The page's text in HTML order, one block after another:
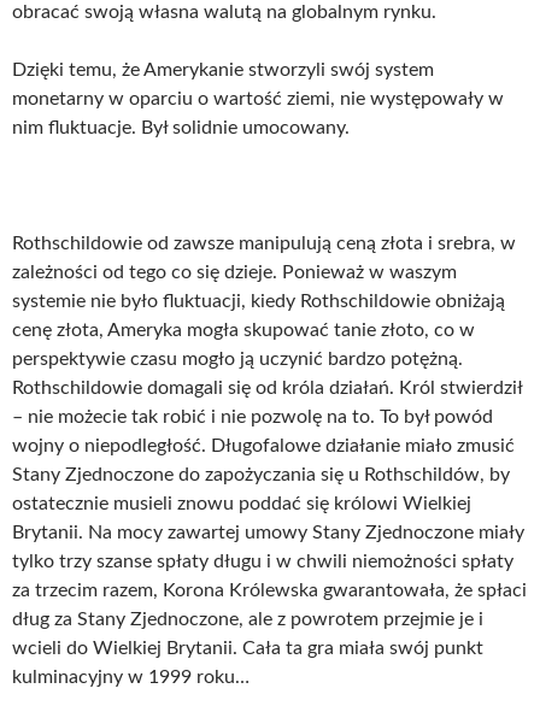
obracać swoją własna walutą na globalnym rynku.
Dzięki temu, że Amerykanie stworzyli swój system
monetarny w oparciu o wartość ziemi, nie występowały w
nim fluktuacje. Był solidnie umocowany.
Rothschildowie od zawsze manipulują ceną złota i srebra, w
zależności od tego co się dzieje. Ponieważ w waszym
systemie nie było fluktuacji, kiedy Rothschildowie obniżają
cenę złota, Ameryka mogła skupować tanie złoto, co w
perspektywie czasu mogło ją uczynić bardzo potężną.
Rothschildowie domagali się od króla działań. Król stwierdził
– nie możecie tak robić i nie pozwolę na to. To był powód
wojny o niepodległość. Długofalowe działanie miało zmusić
Stany Zjednoczone do zapożyczania się u Rothschildów, by
ostatecznie musieli znowu poddać się królowi Wielkiej
Brytanii. Na mocy zawartej umowy Stany Zjednoczone miały
tylko trzy szanse spłaty długu i w chwili niemożności spłaty
za trzecim razem, Korona Królewska gwarantowała, że spłaci
dług za Stany Zjednoczone, ale z powrotem przejmie je i
wcieli do Wielkiej Brytanii. Cała ta gra miała swój punkt
kulminacyjny w 1999 roku…